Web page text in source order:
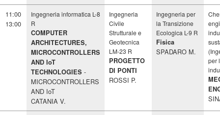
11:00
13:00
Ingegneria informatica L-8
R
COMPUTER
ARCHITECTURES,
MICROCONTROLLERS
AND IoT
TECHNOLOGIES
MICROCONTROLLERS
AND IoT
CATANIA V.
Ingegneria
Civile
Strutturale e
Geotecnica
LM-23 R
PROGETTO
DI PONTI
ROSSI P.
Ingegneria per
la Transizione
Ecologica L-9 R
Fisica
SPADARO M.
per